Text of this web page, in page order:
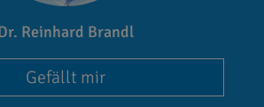
Reinhard Brandl
Gefällt mir